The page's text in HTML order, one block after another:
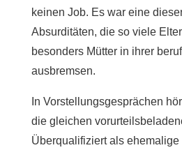
keinen Job. Es war eine
Absurditäten, die so viele
besonders Mütter in ihrer
ausbremsen.
In Vorstellungsgesprächen
die gleichen
Überqualifiziert als ehemalige